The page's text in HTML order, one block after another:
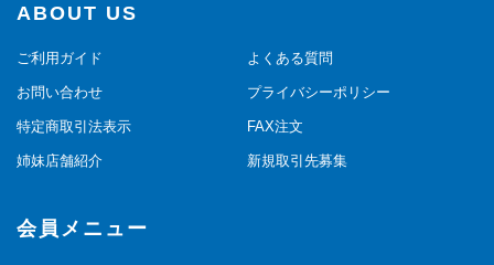
ABOUT US
ご利用ガイド よくある質問
お問い合わせ プライバシーポリシー
特定商取引法表示 FAX注文
姉妹店舗紹介 新規取引先募集
会員メニュー